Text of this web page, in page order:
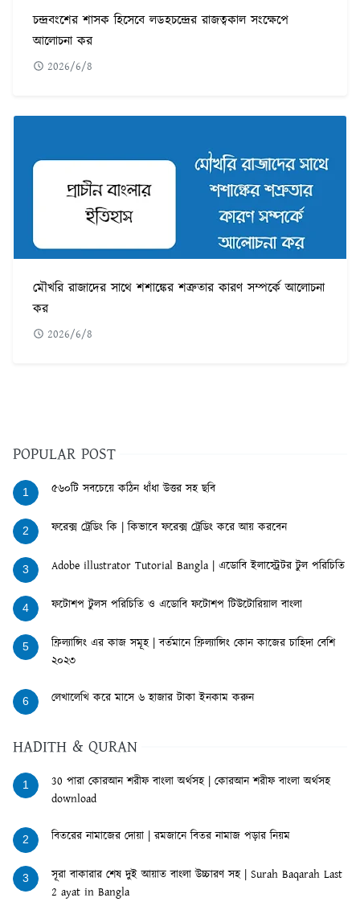
চন্দ্রবংশের শাসক হিসেবে লডহচন্দ্রের রাজত্বকাল সংক্ষেপে
আলোচনা কর
2026/6/8
মৌখরি রাজাদের সাথে শশাঙ্কের শত্রুতার কারণ সম্পর্কে আলোচনা
কর
2026/6/8
POPULAR POST
1 ৫৬০টি সবচেয়ে কঠিন ধাঁধা উত্তর সহ ছবি
2 ফরেক্স ট্রেডিং কি | কিভাবে ফরেক্স ট্রেডিং করে আয় করবেন
3 Adobe illustrator Tutorial Bangla | এডোবি ইলাস্ট্রেটর টুল পরিচিতি
4 ফটোশপ টুলস পরিচিতি ও এডোবি ফটোশপ টিউটোরিয়াল বাংলা
5
ফ্রিল্যান্সিং এর কাজ সমূহ | বর্তমানে ফ্রিল্যান্সিং কোন কাজের চাহিদা বেশি
২০২৩
6 লেখালেখি করে মাসে ৬ হাজার টাকা ইনকাম করুন
HADITH & QURAN
1
30 পারা কোরআন শরীফ বাংলা অর্থসহ | কোরআন শরীফ বাংলা অর্থসহ
download
2 বিতরের নামাজের দোয়া | রমজানে বিতর নামাজ পড়ার নিয়ম
3
সূরা বাকারার শেষ দুই আয়াত বাংলা উচ্চারণ সহ | Surah Baqarah Last
2 ayat in Bangla